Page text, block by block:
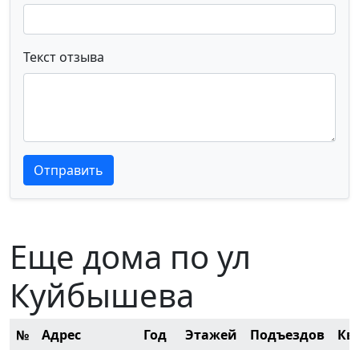
Текст отзыва
Текст отзыва
Текст отзыва
Отправить
Еще дома по ул
Куйбышева
№ Адрес Год Этажей Подъездов